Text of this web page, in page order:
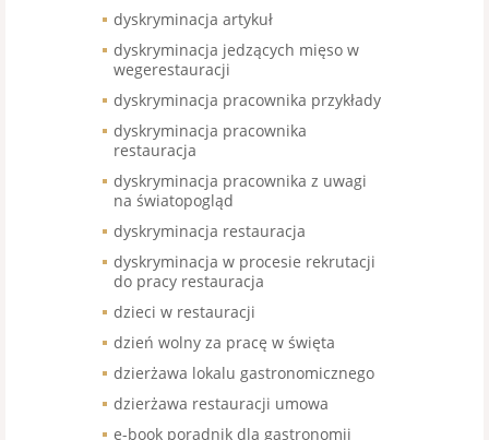
dyskryminacja artykuł
dyskryminacja jedzących mięso w
wegerestauracji
dyskryminacja pracownika przykłady
dyskryminacja pracownika
restauracja
dyskryminacja pracownika z uwagi
na światopogląd
dyskryminacja restauracja
dyskryminacja w procesie rekrutacji
do pracy restauracja
dzieci w restauracji
dzień wolny za pracę w święta
dzierżawa lokalu gastronomicznego
dzierżawa restauracji umowa
e-book poradnik dla gastronomii